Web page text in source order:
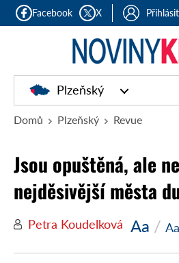
Facebook X
Plzeňský
Domů Plzeňský Revue
Jsou opuštěná, ale
nejděsivější města
Petra Koudelková Aa / Aa